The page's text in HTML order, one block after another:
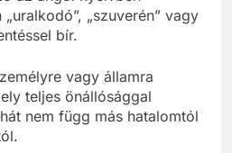
„szuverén” vagy
bír.
vagy államra
teljes önállósággal
nem függ más hatalomtól